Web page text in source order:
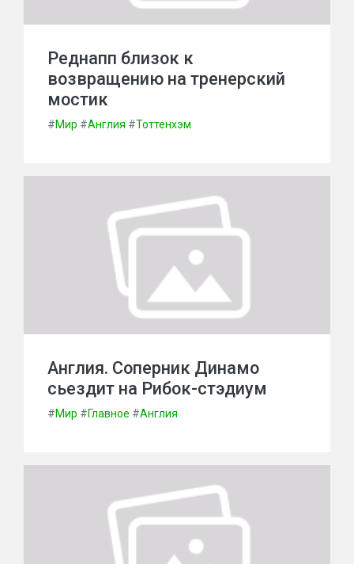
Реднапп близок к
возвращению на тренерский
мостик
#Мир #Англия #Тоттенхэм
Англия. Соперник Динамо
сьездит на Рибок-стэдиум
#Мир #Главное #Англия